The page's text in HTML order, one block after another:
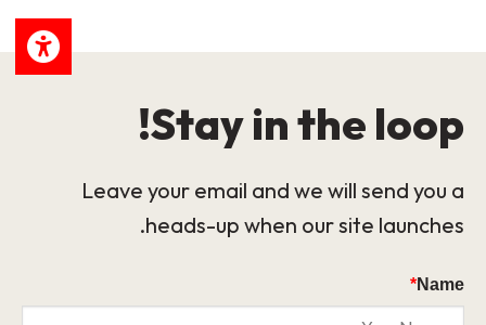
Stay in the loop!
Leave your email and we will send you a
heads-up when our site launches.
Name
*